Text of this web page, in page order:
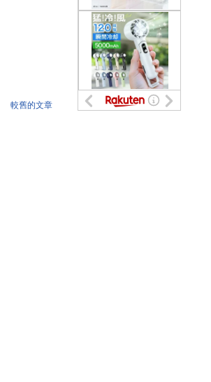
較舊的文章